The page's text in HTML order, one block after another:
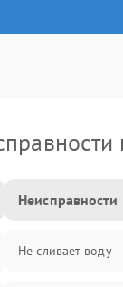
Неисправности
Не сливает воду